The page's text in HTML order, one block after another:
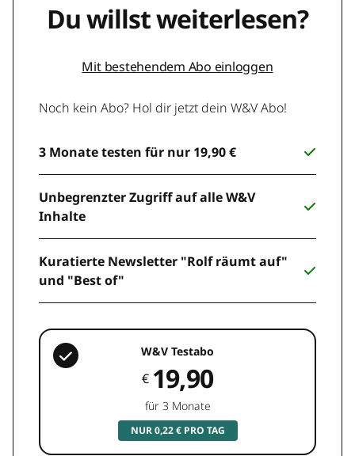
Du willst weiterlesen?
Mit bestehendem Abo einloggen
Noch kein Abo? Hol dir jetzt dein W&V Abo!
3 Monate testen für nur 19,90 €
Unbegrenzter Zugriff auf alle W&V
Inhalte
Kuratierte Newsletter "Rolf räumt auf"
und "Best of"
W&V Testabo
€ 19,90
für 3 Monate
NUR 0,22 € PRO TAG